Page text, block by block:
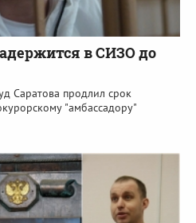
в СИЗО до
Саратова продлил срок
"амбассадору"